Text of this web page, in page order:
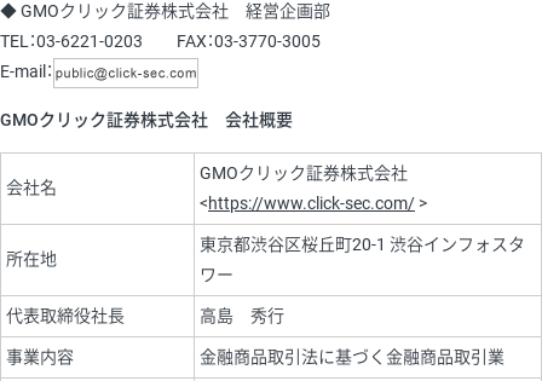
◆ GMOクリック証券株式会社 経営企画部
TEL：03-6221-0203 FAX：03-3770-3005
E-mail：
GMOクリック証券株式会社 会社概要
会社名
GMOクリック証券株式会社
<https://www.click-sec.com/ >
所在地
東京都渋谷区桜丘町20-1 渋谷インフォスタ
ワー
代表取締役社長 高島 秀行
事業内容 金融商品取引法に基づく金融商品取引業